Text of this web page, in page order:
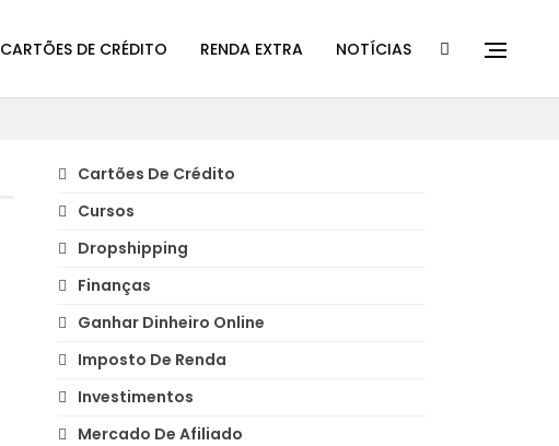
CARTÕES DE CRÉDITO RENDA EXTRA NOTÍCIAS
Cartões De Crédito
Cursos
Dropshipping
Finanças
Ganhar Dinheiro Online
Imposto De Renda
Investimentos
Mercado De Afiliado